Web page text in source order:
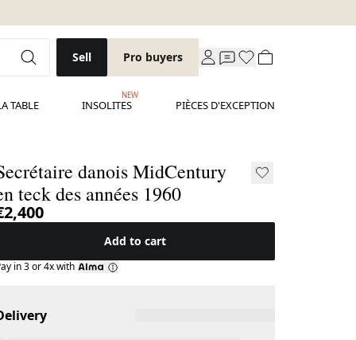
Sell Pro buyers
TABLE INSOLITES
NEW
PIÈCES D'EXCEPTION
danois MidCentury
teck des années 1960
Add to cart
in 3 or 4x with